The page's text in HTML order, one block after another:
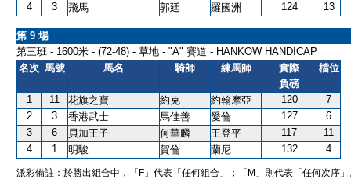
4
3 飛馬 郭廷 羅國洲 124 13
第 9 場
第三班 - 1600米 - (72-48) - 草地 - "A" 賽道 - HANKOW HANDICAP
名次 馬號 馬名 騎師 練馬師
實際
負磅
檔位
1 11 花旗之寶 約克 約翰摩亞 120
7
2
3 香港武士 馬佳善 愛倫 127
6
3
6 貝加王子 何華麟 王登平 117
11
4
1 明駿 賀倫 蘭尼 132 4
派彩備註：於勝出組合中，「F」代表「任何組合」；「M」則代表「任何次序